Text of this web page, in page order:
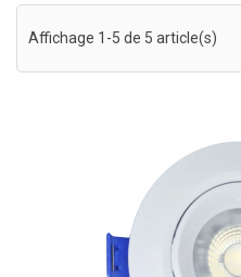
Affichage 1-5 de 5 article(s)